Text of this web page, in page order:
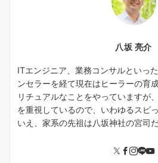
八坂 亮介
ITエンジニア、業務コンサルといっ
ンセラーを経て現在はヒーラーの育
リチュアルなことをやっていますが
を重視しているので、いわゆるスピ
いえ、家系の先祖は八坂神社の宮司